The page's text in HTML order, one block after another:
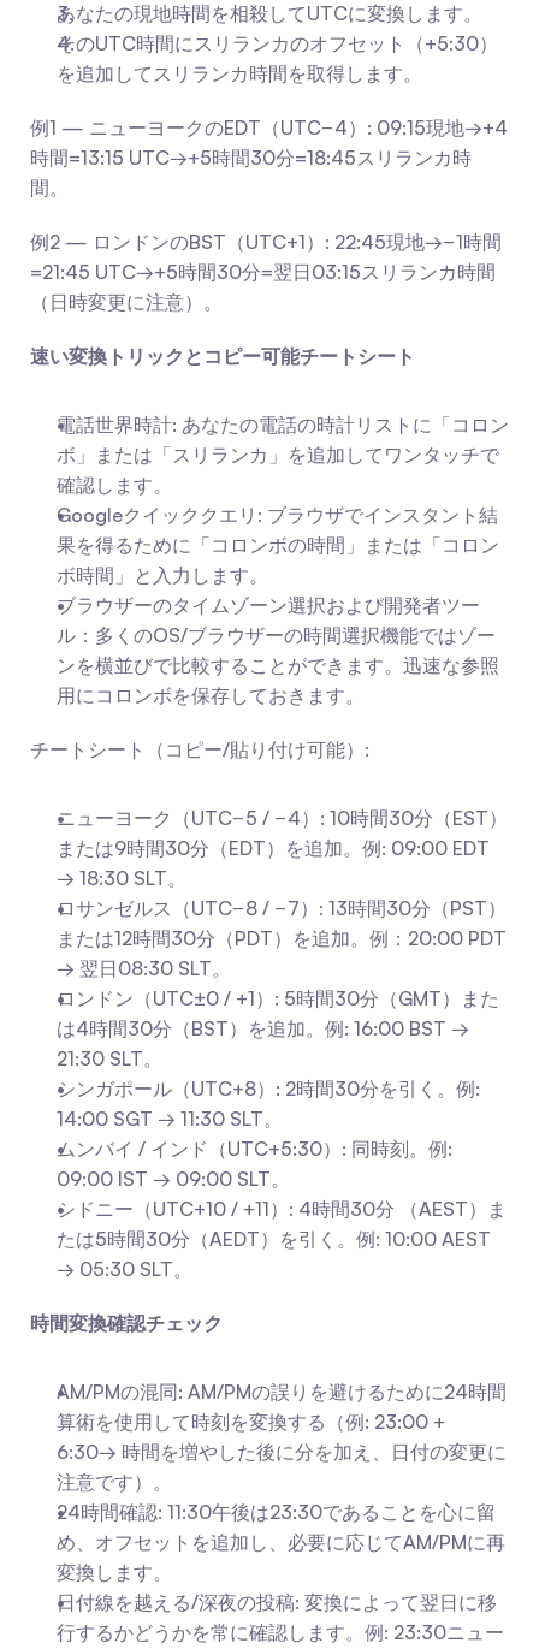
あなたの現地時間を相殺してUTCに変換します。
そのUTC時間にスリランカのオフセット（+5:30）
を追加してスリランカ時間を取得します。
例1 — ニューヨークのEDT（UTC−4）: 09:15現地→+4
時間=13:15 UTC→+5時間30分=18:45スリランカ時
間。
例2 — ロンドンのBST（UTC+1）: 22:45現地→−1時間
=21:45 UTC→+5時間30分=翌日03:15スリランカ時間
（日時変更に注意）。
速い変換トリックとコピー可能チートシート
電話世界時計: あなたの電話の時計リストに「コロン
ボ」または「スリランカ」を追加してワンタッチで
確認します。
Googleクイッククエリ: ブラウザでインスタント結
果を得るために「コロンボの時間」または「コロン
ボ時間」と入力します。
ブラウザーのタイムゾーン選択および開発者ツー
ル：多くのOS/ブラウザーの時間選択機能ではゾー
ンを横並びで比較することができます。迅速な参照
用にコロンボを保存しておきます。
チートシート（コピー/貼り付け可能）:
ニューヨーク（UTC−5 / −4）: 10時間30分（EST）
または9時間30分（EDT）を追加。例: 09:00 EDT
→ 18:30 SLT。
ロサンゼルス（UTC−8 / −7）: 13時間30分（PST）
または12時間30分（PDT）を追加。例：20:00 PDT
→ 翌日08:30 SLT。
ロンドン（UTC±0 / +1）: 5時間30分（GMT）また
は4時間30分（BST）を追加。例: 16:00 BST →
21:30 SLT。
シンガポール（UTC+8）: 2時間30分を引く。例:
14:00 SGT → 11:30 SLT。
ムンバイ / インド（UTC+5:30）: 同時刻。例:
09:00 IST → 09:00 SLT。
シドニー（UTC+10 / +11）: 4時間30分 （AEST）ま
たは5時間30分（AEDT）を引く。例: 10:00 AEST
→ 05:30 SLT。
時間変換確認チェック
AM/PMの混同: AM/PMの誤りを避けるために24時間
算術を使用して時刻を変換する（例: 23:00 +
6:30→ 時間を増やした後に分を加え、日付の変更に
注意です）。
24時間確認: 11:30午後は23:30であることを心に留
め、オフセットを追加し、必要に応じてAM/PMに再
変換します。
日付線を越える/深夜の投稿: 変換によって翌日に移
行するかどうかを常に確認します。例: 23:30ニュー